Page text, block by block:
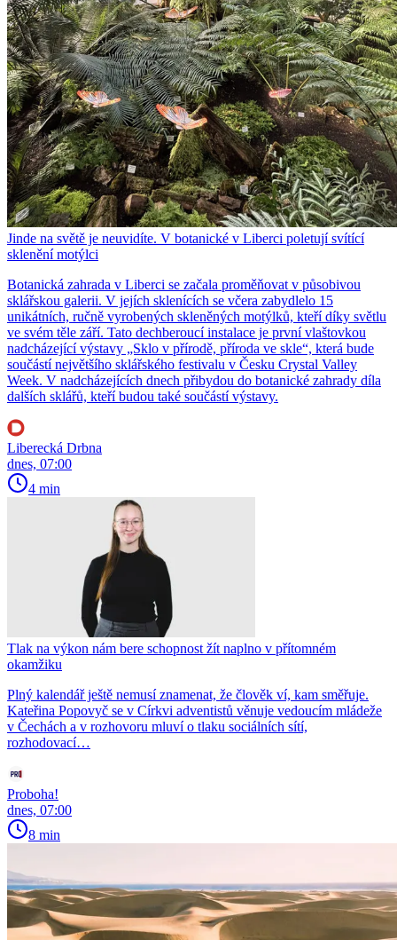
Jinde na světě je neuvidíte. V botanické v Liberci poletují svítící
sklenění motýlci
Botanická zahrada v Liberci se začala proměňovat v působivou
sklářskou galerii. V jejích sklenících se včera zabydlelo 15
unikátních, ručně vyrobených skleněných motýlků, kteří díky světlu
ve svém těle září. Tato dechberoucí instalace je první vlaštovkou
nadcházející výstavy „Sklo v přírodě, příroda ve skle“, která bude
součástí největšího sklářského festivalu v Česku Crystal Valley
Week. V nadcházejících dnech přibydou do botanické zahrady díla
dalších sklářů, kteří budou také součástí výstavy.
Liberecká Drbna
dnes, 07:00
4 min
Tlak na výkon nám bere schopnost žít naplno v přítomném
okamžiku
Plný kalendář ještě nemusí znamenat, že člověk ví, kam směřuje.
Kateřina Popovyč se v Církvi adventistů věnuje vedoucím mládeže
v Čechách a v rozhovoru mluví o tlaku sociálních sítí,
rozhodovací…
Proboha!
dnes, 07:00
8 min